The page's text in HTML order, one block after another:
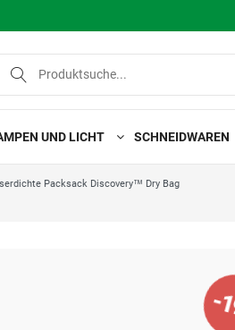
UND LICHT SCHNEIDWAREN
Packsack Discovery™ Dry Bag
-